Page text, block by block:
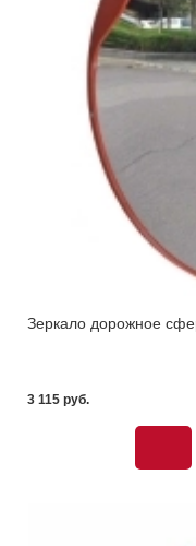
Зеркало дорожное
3 115 pуб.